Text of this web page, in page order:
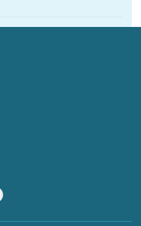
Instagram